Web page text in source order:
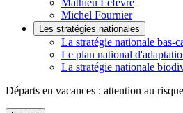
Mathieu Lefevre
Michel Fournier
Les stratégies nationales
La stratégie nationale bas-
Le plan national
La stratégie nationale
Départs en vacances : attention au